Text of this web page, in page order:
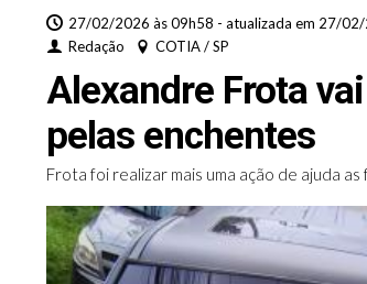
27/02/2026 às 09h58 - atualizada em 27/
Redação
COTIA / SP
Alexandre Frota
pelas enchentes
Frota foi realizar mais uma ação de ajuda